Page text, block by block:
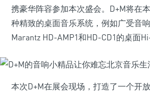
携豪华阵容参加本次盛会。D+M将在
种精致的桌面音乐系统，例如广受音
Marantz HD-AMP1和HD-CD1的桌面
本次D+M在展会现场，打造了一个开